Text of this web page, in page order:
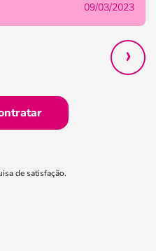
09/03/2023
›
de satisfação.